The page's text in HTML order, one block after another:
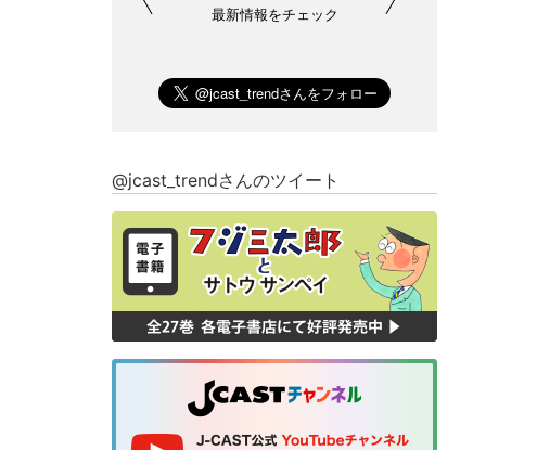
最新情報をチェック
@jcast_trendさんのツイート